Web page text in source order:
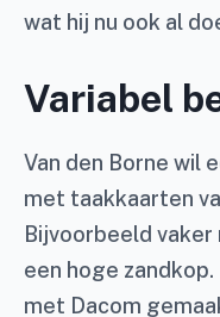
wat hij nu ook al
Variabel
Van den Borne wil
met taakkaarten
Bijvoorbeeld
een hoge
met Dacom